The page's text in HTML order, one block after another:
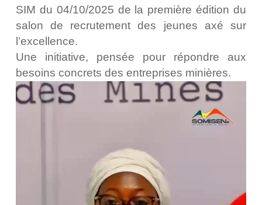
SIM du 04/10/2025 de la première édition du
salon de recrutement des jeunes axé sur
l’excellence.
Une initiative, pensée pour répondre aux
besoins concrets des entreprises minières.
Lecteur
vidéo